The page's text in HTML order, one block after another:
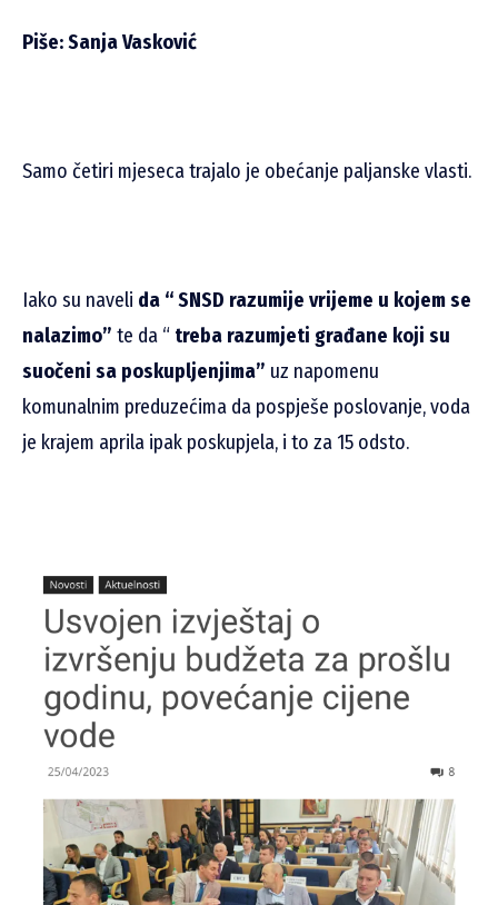
Piše: Sanja Vasković
Samo četiri mjeseca trajalo je obećanje paljanske vlasti.
Iako su naveli da “ SNSD razumije vrijeme u kojem se
nalazimo” te da “ treba razumjeti građane koji su
suočeni sa poskupljenjima” uz napomenu
komunalnim preduzećima da pospješe poslovanje, voda
je krajem aprila ipak poskupjela, i to za 15 odsto.